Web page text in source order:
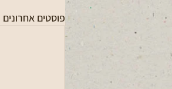
פוסטים אחרונים